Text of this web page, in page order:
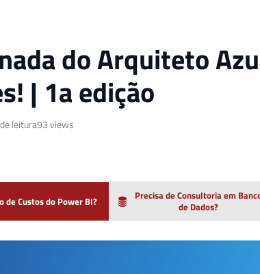
do Arquiteto
| 1a edição
leitura93 views
de Custos do Power BI?
Precisa de Consultoria em
de Dados?